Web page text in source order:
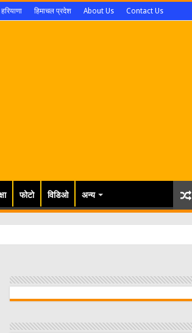
हरियाणा हिमाचल प्रदेश About Us Contact Us
फोटो विडिओ अन्य